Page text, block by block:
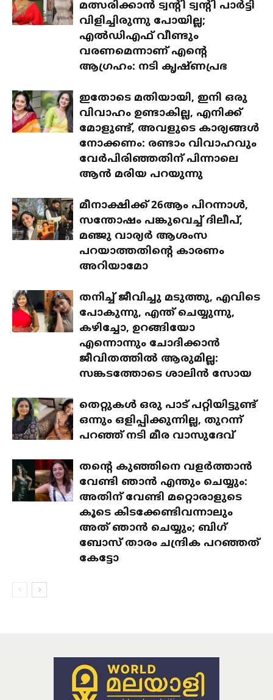
മത്സരിക്കാൻ ട്വന്റി ട്വന്റി പാർട്ടി
വിളിച്ചിരുന്നു പോയില്ല;
എൽഡിഎഫ് വീണ്ടും
വരണമെന്നാണ് എന്റെ
ആഗ്രഹം: നടി കൃഷ്ണപ്രഭ
ഇതോടെ മതിയായി, ഇനി ഒരു
വിവാഹം ഉണ്ടാകില്ല, എനിക്ക്
മോളുണ്ട്, അവളുടെ കാര്യങ്ങൾ
നോക്കണം: രണ്ടാം വിവാഹവും
വേർപിരിഞ്ഞതിന് പിന്നാലെ
ആൻ മരിയ പറയുന്നു
മീനാക്ഷിക്ക് 26ആം പിറന്നാൾ,
സന്തോഷം പങ്കുവെച്ച് ദിലീപ്,
മഞ്ജു വാര്യർ ആശംസ
പറയാത്തതിന്റെ കാരണം
അറിയാമോ
തനിച്ച് ജീവിച്ചു മടുത്തു, എവിടെ
പോകുന്നു, എന്ത് ചെയ്യുന്നു,
കഴിച്ചോ, ഉറങ്ങിയോ
എന്നൊന്നും ചോദിക്കാൻ
ജീവിതത്തിൽ ആരുമില്ല:
സങ്കടത്തോടെ ശാലിൻ സോയ
തെറ്റുകൾ ഒരു പാട് പറ്റിയിട്ടുണ്ട്
ഒന്നും ഒളിപ്പിക്കുന്നില്ല, തുറന്ന്
പറഞ്ഞ് നടി മീര വാസുദേവ്
തന്റെ കുഞ്ഞിനെ വളർത്താൻ
വേണ്ടി ഞാൻ എന്തും ചെയ്യും:
അതിന് വേണ്ടി മറ്റൊരാളുടെ
കൂടെ കിടക്കേണ്ടിവന്നാലും
അത് ഞാൻ ചെയ്യും; ബിഗ്
ബോസ് താരം ചന്ദ്രിക പറഞ്ഞത്
കേട്ടോ